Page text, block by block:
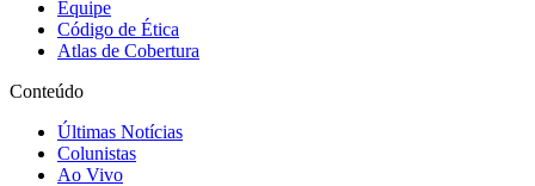
Equipe
Código de Ética
Atlas de Cobertura
Conteúdo
Últimas Notícias
Colunistas
Ao Vivo